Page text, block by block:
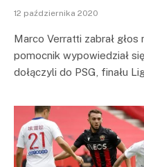
12 października 2020
Marco Verratti zabrał
pomocnik wypowiedział
dołączyli do PSG, finału